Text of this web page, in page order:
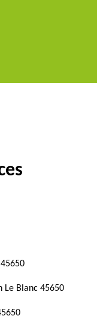
Le Blanc 45650